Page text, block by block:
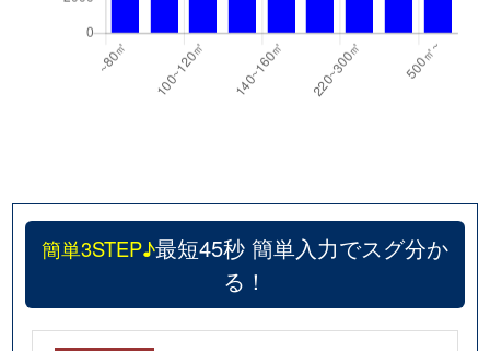
簡単3STEP♪最短45秒 簡単入力でスグ分か
る！